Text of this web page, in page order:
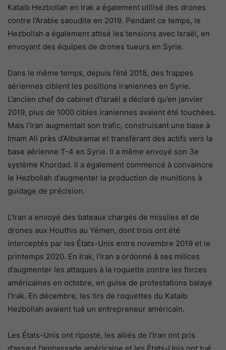
Kataib Hezbollah en Irak a également utilisé des drones
contre l’Arabie saoudite en 2019. Pendant ce temps, le
Hezbollah a également attisé les tensions avec Israël, en
envoyant des équipes de drones tueurs en Syrie.
Dans le même temps, depuis l’été 2018, des frappes
aériennes ciblent les positions iraniennes en Syrie.
L’ancien chef de cabinet d’Israël a déclaré qu’en janvier
2019, plus de 1000 cibles iraniennes avaient été touchées.
Mais l’Iran augmentait son trafic, construisant une base à
Imam Ali près d’Albukamal et transférant des actifs vers la
base aérienne T-4 en Syrie. Il a même envoyé son 3e
système Khordad. Il a également commencé à convaincre
le Hezbollah d’augmenter la production de munitions à
guidage de précision.
L’Iran a envoyé des bateaux chargés de missiles et de
drones aux Houthis au Yémen, dont trois ont été
interceptés par les États-Unis entre novembre 2019 et le
printemps 2020. En Irak, l’Iran a ordonné à ses milices
d’augmenter les attaques à la roquette contre les forces
américaines en octobre, en guise de protestations balayé
l’Irak. En décembre, les tirs de roquettes du Kataib
Hezbollah avaient tué un entrepreneur américain.
Les États-Unis ont riposté, les alliés de l’Iran ont pris